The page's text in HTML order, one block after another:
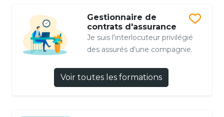
Gestionnaire de
contrats d'assurance
Je suis l'interlocuteur privilégié
des assurés d'une compagnie.
Voir toutes les formations